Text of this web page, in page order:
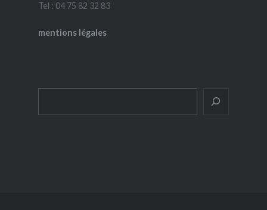
Tel : 04 75 82 32 83
mentions légales